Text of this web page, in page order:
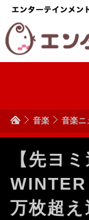
音楽 音楽ニ
【先ヨ
万枚超